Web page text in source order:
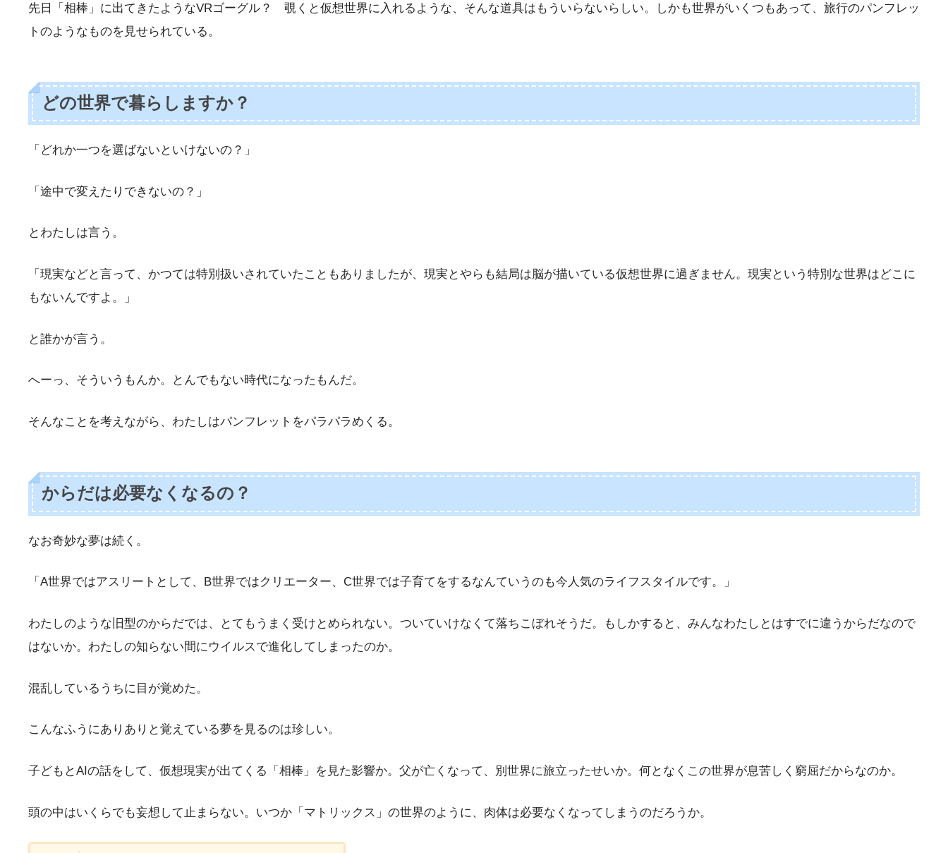
先日「相棒」に出てきたようなVRゴーグル？ 覗くと仮想世界に入れるような、そんな道具はもういらないらしい。しかも世界がいくつもあって、旅行のパンフレッ
トのようなものを見せられている。
どの世界で暮らしますか？
「どれか一つを選ばないといけないの？」
「途中で変えたりできないの？」
とわたしは言う。
「現実などと言って、かつては特別扱いされていたこともありましたが、現実とやらも結局は脳が描いている仮想世界に過ぎません。現実という特別な世界はどこに
もないんですよ。」
と誰かが言う。
へーっ、そういうもんか。とんでもない時代になったもんだ。
そんなことを考えながら、わたしはパンフレットをパラパラめくる。
からだは必要なくなるの？
なお奇妙な夢は続く。
「A世界ではアスリートとして、B世界ではクリエーター、C世界では子育てをするなんていうのも今人気のライフスタイルです。」
わたしのような旧型のからだでは、とてもうまく受けとめられない。ついていけなくて落ちこぼれそうだ。もしかすると、みんなわたしとはすでに違うからだなので
はないか。わたしの知らない間にウイルスで進化してしまったのか。
混乱しているうちに目が覚めた。
こんなふうにありありと覚えている夢を見るのは珍しい。
子どもとAIの話をして、仮想現実が出てくる「相棒」を見た影響か。父が亡くなって、別世界に旅立ったせいか。何となくこの世界が息苦しく窮屈だからなのか。
頭の中はいくらでも妄想して止まらない。いつか「マトリックス」の世界のように、肉体は必要なくなってしまうのだろうか。